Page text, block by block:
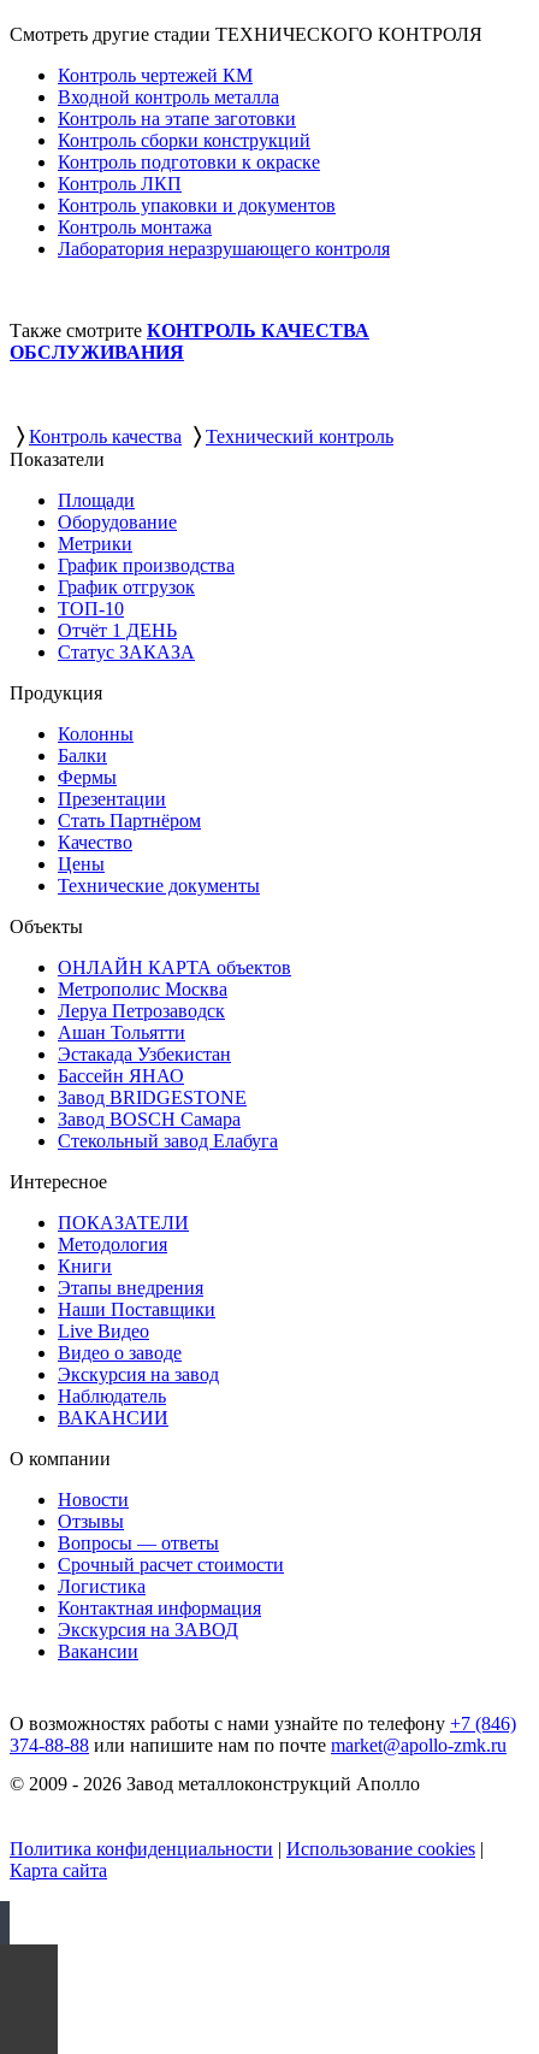
Смотреть другие стадии ТЕХНИЧЕСКОГО КОНТРОЛЯ
Контроль чертежей КМ
Входной контроль металла
Контроль на этапе заготовки
Контроль сборки конструкций
Контроль подготовки к окраске
Контроль ЛКП
Контроль упаковки и документов
Контроль монтажа
Лаборатория неразрушающего контроля
Также смотрите КОНТРОЛЬ КАЧЕСТВА
ОБСЛУЖИВАНИЯ
〉 Контроль качества 〉 Технический контроль
Показатели
Площади
Оборудование
Метрики
График производства
График отгрузок
ТОП-10
Отчёт 1 ДЕНЬ
Статус ЗАКАЗА
Продукция
Колонны
Балки
Фермы
Презентации
Стать Партнёром
Качество
Цены
Технические документы
Объекты
ОНЛАЙН КАРТА объектов
Метрополис Москва
Леруа Петрозаводск
Ашан Тольятти
Эстакада Узбекистан
Бассейн ЯНАО
Завод BRIDGESTONE
Завод BOSCH Самара
Стекольный завод Елабуга
Интересное
ПОКАЗАТЕЛИ
Методология
Книги
Этапы внедрения
Наши Поставщики
Live Видео
Видео о заводе
Экскурсия на завод
Наблюдатель
ВАКАНСИИ
О компании
Новости
Отзывы
Вопросы — ответы
Срочный расчет стоимости
Логистика
Контактная информация
Экскурсия на ЗАВОД
Вакансии
О возможностях работы с нами узнайте по телефону +7 (846)
374-88-88 или напишите нам по почте market@apollo-zmk.ru
© 2009 - 2026 Завод металлоконструкций Аполло
Политика конфиденциальности | Использование cookies |
Карта сайта